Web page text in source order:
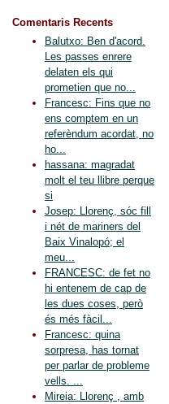
Comentaris Recents
Balutxo: Ben d'acord.
Les passes enrere
delaten els qui
prometien que no...
Francesc: Fins que no
ens comptem en un
referèndum acordat, no
ho...
hassana: magradat
molt el teu llibre perque
si
Josep: Llorenç, sóc fill
i nét de mariners del
Baix Vinalopó; el
meu...
FRANCESC: de fet no
hi entenem de cap de
les dues coses, però
és més fàcil...
Francesc: quina
sorpresa, has tornat
per parlar de probleme
vells. ...
Mireia: Llorenç , amb